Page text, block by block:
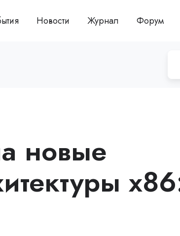
Новости Журнал Форум
новые